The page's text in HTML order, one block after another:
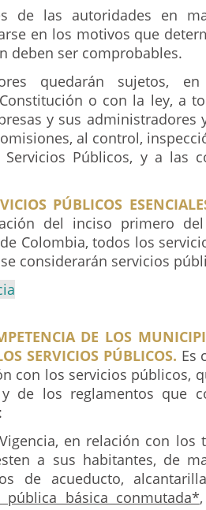
de las autoridades en
en los motivos que
deben ser comprobables.
quedarán sujetos,
o con la ley, a
y sus administradores
al control,
Servicios Públicos, y a las
PÚBLICOS
del inciso primero
Colombia, todos los
considerarán servicios
DE LOS
SERVICIOS PÚBLICOS. Es
con los servicios públicos,
de los reglamentos que
en relación con los
a sus habitantes, de
de acueducto,
básica conmutada*